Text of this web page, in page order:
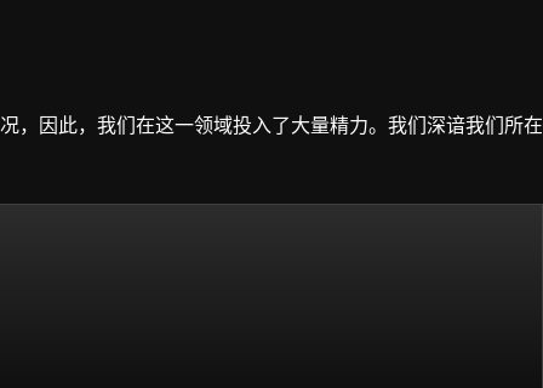
，因此，我们在这一领域投入了大量精力。我们深谙我们所在